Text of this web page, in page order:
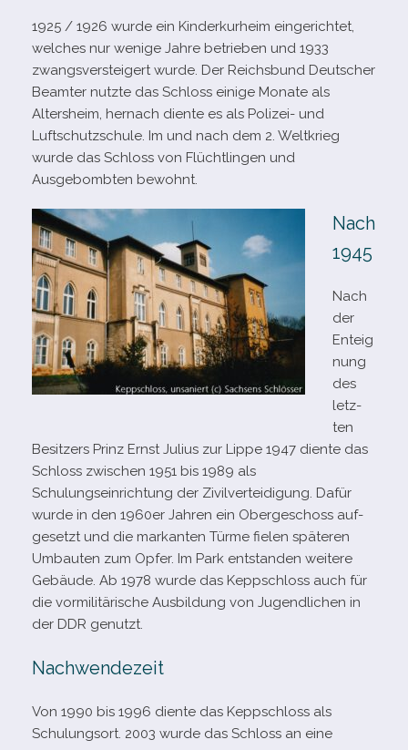
1925 /​ 1926 wurde ein Kinderkurheim ein­ge­rich­tet,
wel­ches nur wenige Jahre betrie­ben und 1933
zwangs­ver­stei­gert wurde. Der Reichsbund Deutscher
Beamter nutzte das Schloss einige Monate als
Altersheim, her­nach diente es als Polizei- und
Luftschutzschule. Im und nach dem 2. Weltkrieg
wurde das Schloss von Flüchtlingen und
Ausgebombten bewohnt.
Nach
1945
Nach
der
Enteig
nung
des
letz­
ten
Besitzers Prinz Ernst Julius zur Lippe 1947 diente das
Schloss zwi­schen 1951 bis 1989 als
Schulungseinrichtung der Zivilverteidigung. Dafür
wurde in den 1960er Jahren ein Obergeschoss auf­
ge­setzt und die mar­kan­ten Türme fie­len spä­te­ren
Umbauten zum Opfer. Im Park ent­stan­den wei­tere
Gebäude. Ab 1978 wurde das Keppschloss auch für
die vor­mi­li­tä­ri­sche Ausbildung von Jugendlichen in
der DDR genutzt.
Nachwendezeit
Von 1990 bis 1996 diente das Keppschloss als
Schulungsort. 2003 wurde das Schloss an eine